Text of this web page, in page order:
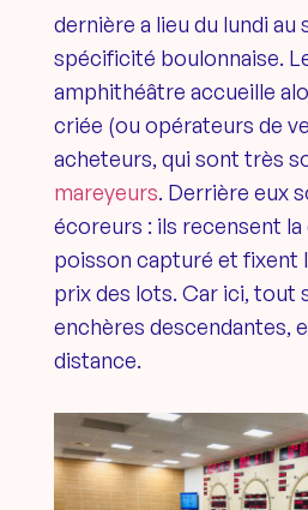
dernière a lieu du lundi au
spécificité boulonnaise.
amphithéâtre accueille
criée (ou opérateurs de
acheteurs, qui sont très
mareyeurs. Derrière eux
écoreurs : ils recensent
poisson capturé et fixent
prix des lots. Car ici, tout
enchères descendantes,
distance.